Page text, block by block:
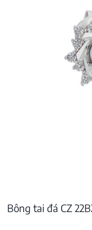
Bông tai đá CZ